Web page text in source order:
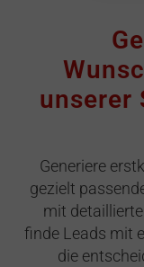
unserer
Generiere
gezielt
mit
finde Leads mit
die